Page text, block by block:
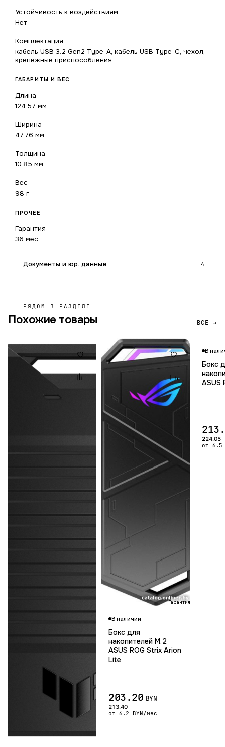
Устойчивость к воздействиям
Нет
Комплектация
кабель USB 3.2 Gen2 Type-A, кабель USB Type-C, чехол,
крепежные приспособления
ГАБАРИТЫ И ВЕС
Длина
124.57 мм
Ширина
47.76 мм
Толщина
10.85 мм
Вес
98 г
ПРОЧЕЕ
Гарантия
36 мес.
Документы и юр. данные 4
РЯДОМ В РАЗДЕЛЕ
Похожие товары ВСЕ →
Гарантия 36 мес.
В наличии
Бокс для
накопителей M.2
ASUS ROG Strix Arion
Lite
203.20 BYN
213.40
от 6.2 BYN/мес
В
Бокс
ASUS
224.05
от 6.5